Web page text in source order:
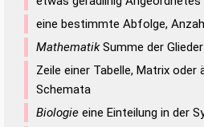
eine bestimmte Abfolge,
MathematikSumme der
Zeile einer Tabelle, Matrix oder
Schemata
Biologie eine Einteilung in der